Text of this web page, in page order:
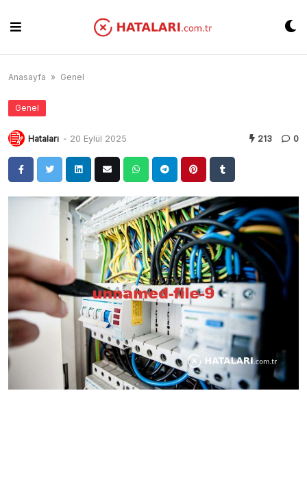
content
Anasayfa » Genel
Genel
Hataları - 20 Eylül 2025 213 0